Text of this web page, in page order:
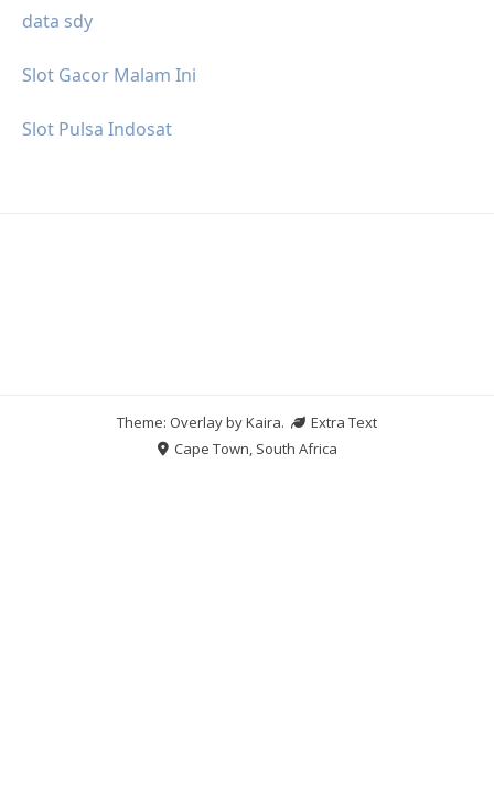
data sdy
Slot Gacor Malam Ini
Slot Pulsa Indosat
Theme: Overlay byKaira.
Extra Text
Cape Town, South Africa